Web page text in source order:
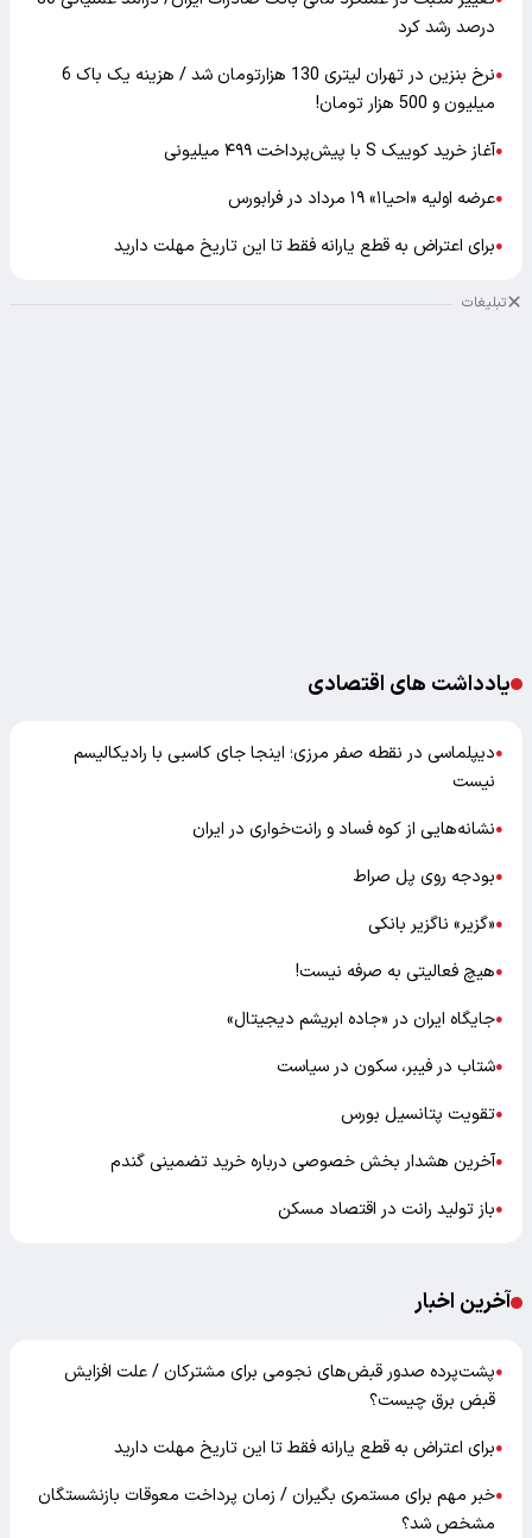
درصد رشد کرد
●
نرخ بنزین در تهران لیتری 130 هزارتومان شد / هزینه یک باک 6
میلیون و 500 هزار تومان!
●آغاز خرید کوییک S با پیش‌پرداخت ۴۹۹ میلیونی
●عرضه اولیه «احیا۱» ۱۹ مرداد در فرابورس
●برای اعتراض به قطع یارانه فقط تا این تاریخ مهلت دارید
تبلیغات
یادداشت های اقتصادی
●دیپلماسی در نقطه صفر مرزی؛ اینجا جای کاسبی با رادیکالیسم
نیست
●نشانه‌هایی از کوه فساد و رانت‌خواری در ایران
●بودجه روی پل صراط
●«گزیر» ناگزیر بانکی
●هیچ فعالیتی به صرفه نیست!
●جایگاه ایران در «جاده ابریشم دیجیتال»
●شتاب در فیبر، سکون در سیاست
●تقویت پتانسیل بورس
●آخرین هشدار بخش خصوصی درباره خرید تضمینی گندم
●باز تولید رانت در اقتصاد مسکن
آخرین اخبار
●پشت‌پرده صدور قبض‌های نجومی برای مشترکان / علت افزایش
قبض برق چیست؟
●برای اعتراض به قطع یارانه فقط تا این تاریخ مهلت دارید
●خبر مهم برای مستمری بگیران / زمان پرداخت معوقات بازنشستگان
مشخص شد؟